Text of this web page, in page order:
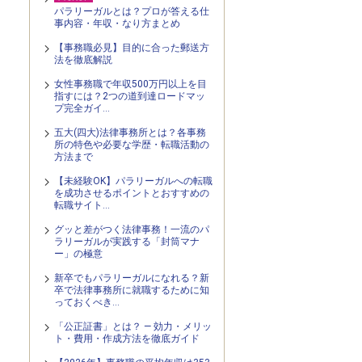
パラリーガルとは？プロが答える仕
事内容・年収・なり方まとめ
【事務職必見】目的に合った郵送方
法を徹底解説
女性事務職で年収500万円以上を目
指すには？2つの道到達ロードマッ
プ完全ガイ…
五大(四大)法律事務所とは？各事務
所の特色や必要な学歴・転職活動の
方法まで
【未経験OK】パラリーガルへの転職
を成功させるポイントとおすすめの
転職サイト…
グッと差がつく法律事務！一流のパ
ラリーガルが実践する「封筒マナ
ー」の極意
新卒でもパラリーガルになれる？新
卒で法律事務所に就職するために知
っておくべき…
「公正証書」とは？ — 効力・メリッ
ト・費用・作成方法を徹底ガイド